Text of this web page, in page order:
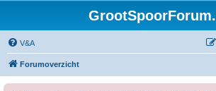
V&A
Forumoverzicht